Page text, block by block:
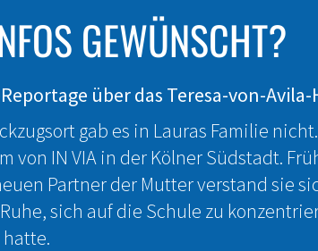
GEWÜNSCHT?
über das Teresa-von-Avila-
gab es in Lauras Familie
von IN VIA in der Kölner Südstadt.
Partner der Mutter verstand sie
sich auf die Schule zu